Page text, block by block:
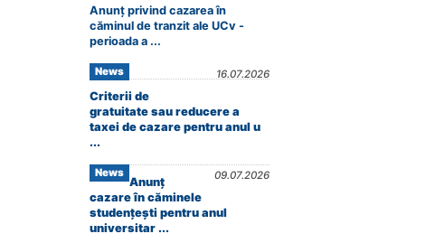
Anunț privind cazarea în
căminul de tranzit ale UCv -
perioada a ...
News 16.07.2026
Criterii de
gratuitate sau reducere a
taxei de cazare pentru anul u
...
News 09.07.2026
Anunț
cazare în căminele
studențești pentru anul
universitar ...